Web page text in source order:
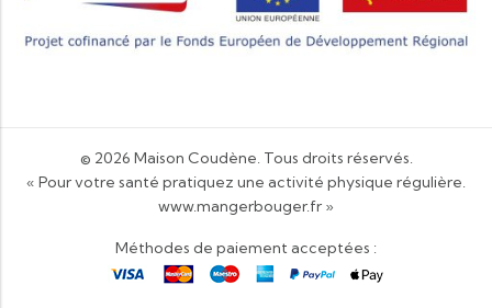
© 2026 Maison Coudène. Tous droits réservés.
« Pour votre santé pratiquez une activité physique régulière.
www.mangerbouger.fr »
Méthodes de paiement acceptées :